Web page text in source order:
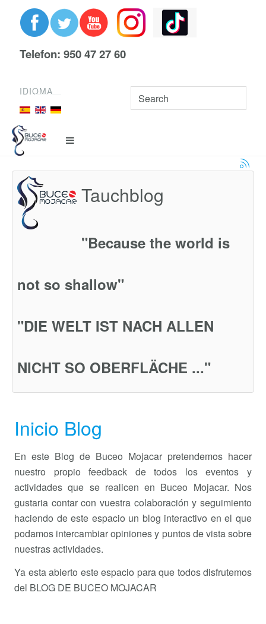
Telefon: 950 47 27 60
IDIOMA
Tauchblog
"Because the world is
not so shallow"
"DIE WELT IST NACH ALLEN
NICHT SO OBERFLÄCHE ..."
Inicio Blog
En este Blog de Buceo Mojacar pretendemos hacer
nuestro propio feedback de todos los eventos y
actividades que se realicen en Buceo Mojacar. Nos
gustaria contar con vuestra colaboración y seguimiento
haciendo de este espacio un blog interactivo en el que
podamos intercambiar opiniones y puntos de vista sobre
nuestras actividades.
Ya esta abierto este espacio para que todos disfrutemos
del BLOG DE BUCEO MOJACAR